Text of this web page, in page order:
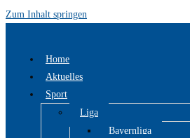
Zum Inhalt springen
Home
Aktuelles
Sport
Liga
Bayernliga